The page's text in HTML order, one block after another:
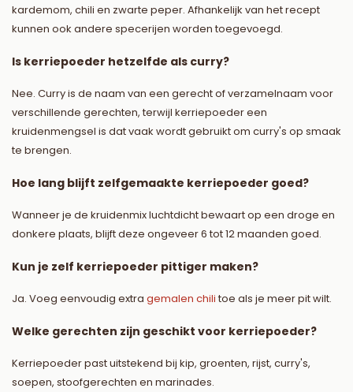
kardemom, chili en zwarte peper. Afhankelijk van het recept
kunnen ook andere specerijen worden toegevoegd.
Is kerriepoeder hetzelfde als curry?
Nee. Curry is de naam van een gerecht of verzamelnaam voor
verschillende gerechten, terwijl kerriepoeder een
kruidenmengsel is dat vaak wordt gebruikt om curry's op smaak
te brengen.
Hoe lang blijft zelfgemaakte kerriepoeder goed?
Wanneer je de kruidenmix luchtdicht bewaart op een droge en
donkere plaats, blijft deze ongeveer 6 tot 12 maanden goed.
Kun je zelf kerriepoeder pittiger maken?
Ja. Voeg eenvoudig extra gemalen chilitoe als je meer pit wilt.
Welke gerechten zijn geschikt voor kerriepoeder?
Kerriepoeder past uitstekend bij kip, groenten, rijst, curry's,
soepen, stoofgerechten en marinades.